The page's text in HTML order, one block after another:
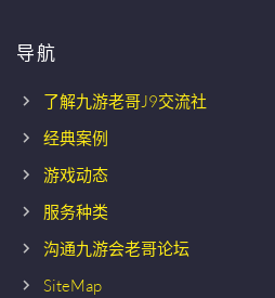
导航
了解九游老哥J9交流社
经典案例
游戏动态
服务种类
沟通九游会老哥论坛
SiteMap